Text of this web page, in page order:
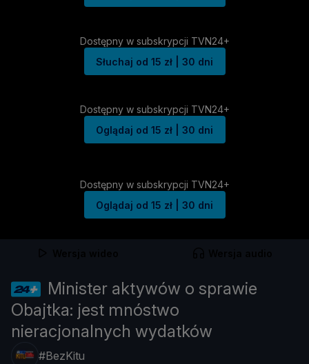
Dostępny w subskrypcji TVN24+
Słuchaj od 15 zł | 30 dni
Dostępny w subskrypcji TVN24+
Oglądaj od 15 zł | 30 dni
Dostępny w subskrypcji TVN24+
Oglądaj od 15 zł | 30 dni
Minister aktywów o sprawie
Obajtka: jest mnóstwo
nieracjonalnych wydatków
#BezKitu